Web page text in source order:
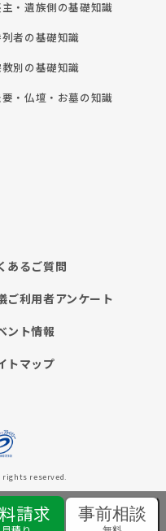
請求 事前相談
・遺族側の基礎知識
者の基礎知識
別の基礎知識
・仏壇・お墓の知識
あるご質問
ご利用者アンケート
ント情報
トマップ
rights reserved.